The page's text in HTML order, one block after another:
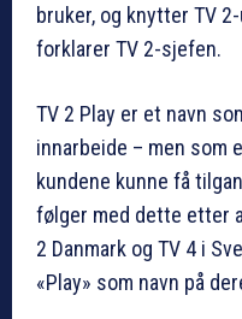
bruker, og knytter TV
forklarer TV 2-sjefen.
TV 2 Play er et navn
innarbeide – men som
kundene kunne få
følger med dette etter
2 Danmark og TV 4 i
«Play» som navn på